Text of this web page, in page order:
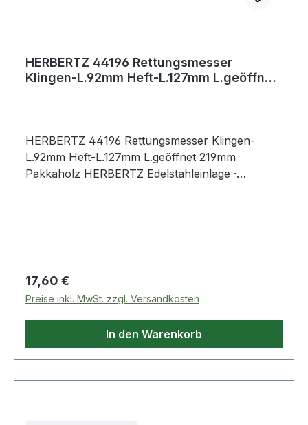
HERBERTZ 44196 Rettungsmesser
Klingen-L.92mm Heft-L.127mm L.geöffnet
HERBERTZ 44196 Rettungsmesser Klingen-
L.92mm Heft-L.127mm L.geöffnet 219mm
Pakkaholz HERBERTZ Edelstahleinlage ·
Regulärer Preis:
17,60 €
Preise inkl. MwSt. zzgl. Versandkosten
In den Warenkorb